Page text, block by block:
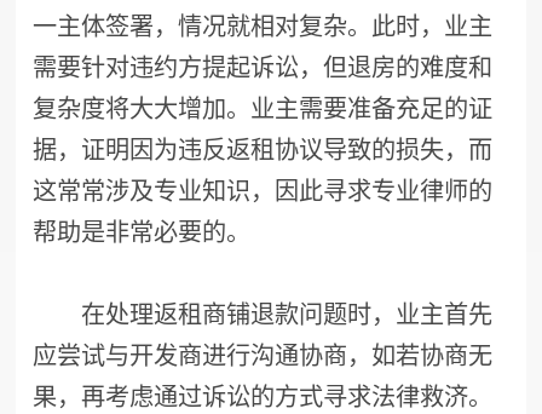
一主体签署，情况就相对复杂。此时，业主
需要针对违约方提起诉讼，但退房的难度和
复杂度将大大增加。业主需要准备充足的证
据，证明因为违反返租协议导致的损失，而
这常常涉及专业知识，因此寻求专业律师的
帮助是非常必要的。
在处理返租商铺退款问题时，业主首先
应尝试与开发商进行沟通协商，如若协商无
果，再考虑通过诉讼的方式寻求法律救济。